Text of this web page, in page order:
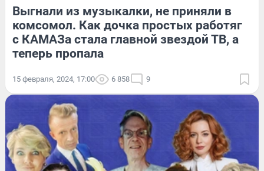
Выгнали из музыкалки, не приняли в
комсомол. Как дочка простых работяг
с КАМАЗа стала главной звездой ТВ, а
теперь пропала
15 февраля, 2024, 17:00 6 858 9